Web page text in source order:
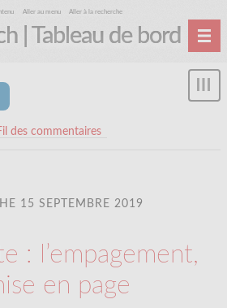
Aller au menu Aller à la recherche
| Tableau de bord
des commentaires
15 SEPTEMBRE 2019
: l’empagement,
en page